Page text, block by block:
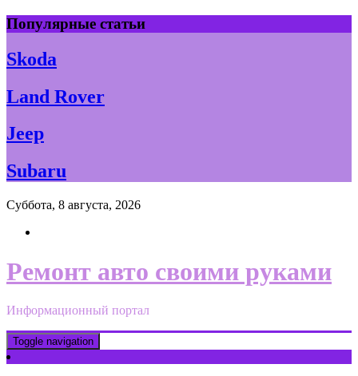
Skip
to
content
Популярные статьи
Skoda
Land Rover
Jeep
Subaru
Суббота, 8 августа, 2026
Ремонт авто своими руками
Информационный портал
Toggle navigation